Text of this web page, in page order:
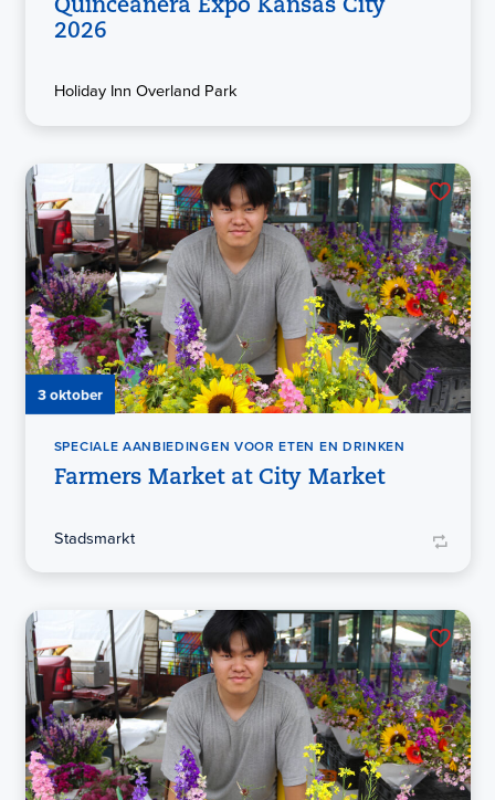
Quinceañera Expo Kansas City
2026
Holiday Inn Overland Park
3 oktober
SPECIALE AANBIEDINGEN VOOR ETEN EN DRINKEN
Farmers Market at City Market
Stadsmarkt